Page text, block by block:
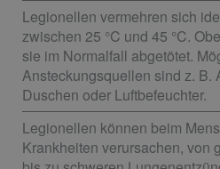
Legionellen vermehren sich
zwischen 25 °C und 45 °C.
sie im Normalfall abgetötet.
Ansteckungsquellen sind z. B.
Duschen oder Luftbefeuchter.
Legionellen können beim
Krankheiten verursachen, von